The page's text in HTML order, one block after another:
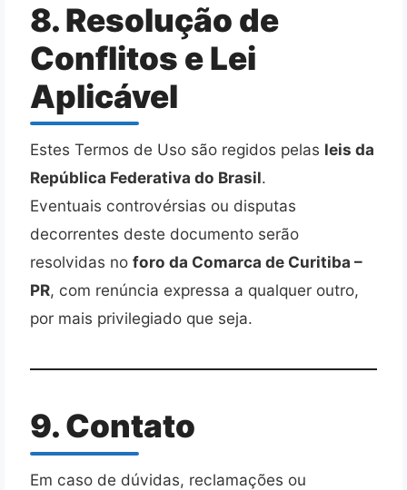
8. Resolução de
Conflitos e Lei
Aplicável
Estes Termos de Uso são regidos pelas leis da
República Federativa do Brasil.
Eventuais controvérsias ou disputas
decorrentes deste documento serão
resolvidas no foro da Comarca de Curitiba –
PR, com renúncia expressa a qualquer outro,
por mais privilegiado que seja.
9. Contato
Em caso de dúvidas, reclamações ou